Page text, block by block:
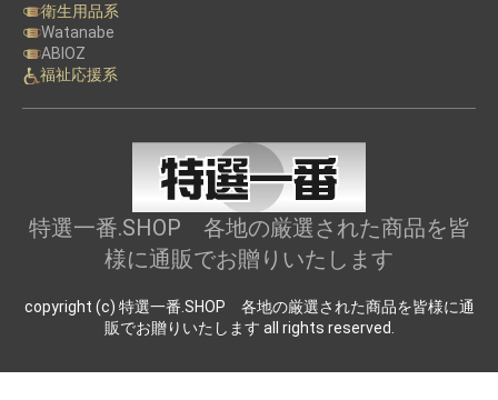
衛生用品系
Watanabe
ABIOZ
福祉応援系
特選一番.SHOP 各地の厳選された商品を皆
様に通販でお贈りいたします
copyright (c) 特選一番.SHOP 各地の厳選された商品を皆様に通
販でお贈りいたします all rights reserved.